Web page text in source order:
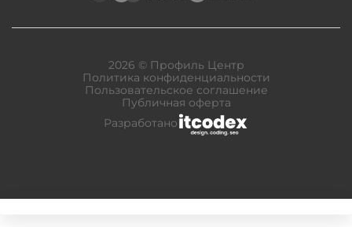
2026 © Профиль Центр
Политика конфиденциальности
Пользовательское соглашение
Публичная оферта
Разработано